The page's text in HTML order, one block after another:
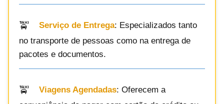
Serviço de Entrega: Especializados tanto
no transporte de pessoas como na entrega de
pacotes e documentos.
Viagens Agendadas: Oferecem a